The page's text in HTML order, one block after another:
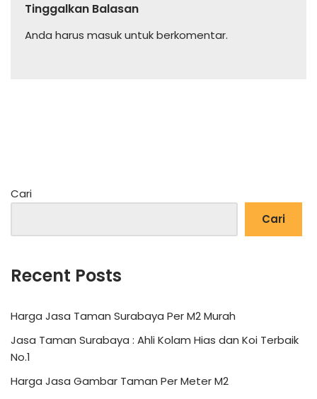
Tinggalkan Balasan
Anda harus masukuntuk berkomentar.
Cari
Cari
Recent Posts
Harga Jasa Taman Surabaya Per M2 Murah
Jasa Taman Surabaya : Ahli Kolam Hias dan Koi Terbaik
No.1
Harga Jasa Gambar Taman Per Meter M2